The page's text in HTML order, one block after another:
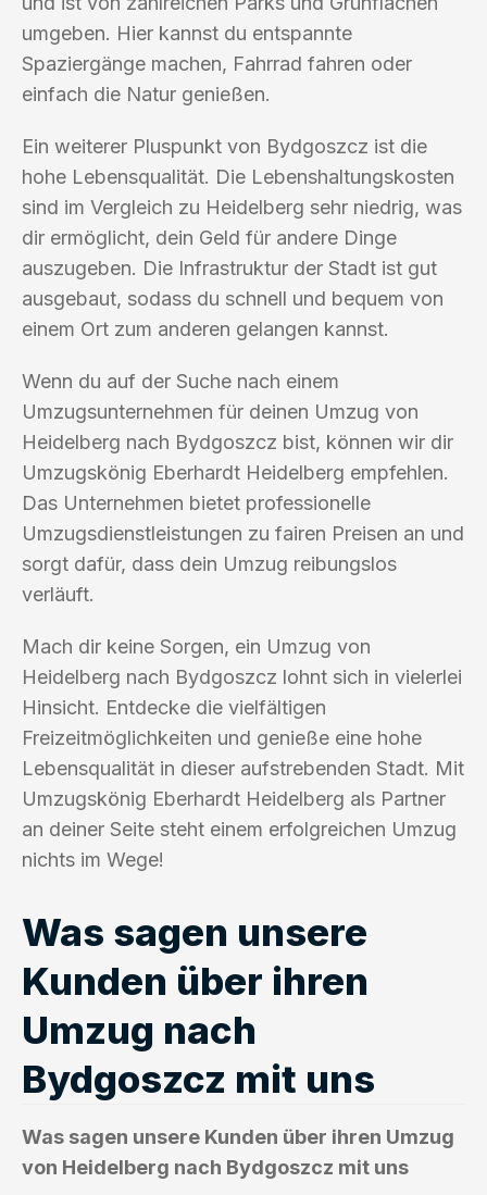
umgeben. Hier kannst du entspannte
Spaziergänge machen, Fahrrad fahren oder
einfach die Natur genießen.
Ein weiterer Pluspunkt von Bydgoszcz ist die
hohe Lebensqualität. Die Lebenshaltungskosten
sind im Vergleich zu Heidelberg sehr niedrig, was
dir ermöglicht, dein Geld für andere Dinge
auszugeben. Die Infrastruktur der Stadt ist gut
ausgebaut, sodass du schnell und bequem von
einem Ort zum anderen gelangen kannst.
Wenn du auf der Suche nach einem
Umzugsunternehmen für deinen Umzug von
Heidelberg nach Bydgoszcz bist, können wir dir
Umzugskönig Eberhardt Heidelberg empfehlen.
Das Unternehmen bietet professionelle
Umzugsdienstleistungen zu fairen Preisen an und
sorgt dafür, dass dein Umzug reibungslos
verläuft.
Mach dir keine Sorgen, ein Umzug von
Heidelberg nach Bydgoszcz lohnt sich in vielerlei
Hinsicht. Entdecke die vielfältigen
Freizeitmöglichkeiten und genieße eine hohe
Lebensqualität in dieser aufstrebenden Stadt. Mit
Umzugskönig Eberhardt Heidelberg als Partner
an deiner Seite steht einem erfolgreichen Umzug
nichts im Wege!
Was sagen unsere
Kunden über ihren
Umzug nach
Bydgoszcz mit uns
Was sagen unsere Kunden über ihren Umzug
von Heidelberg nach Bydgoszcz mit uns